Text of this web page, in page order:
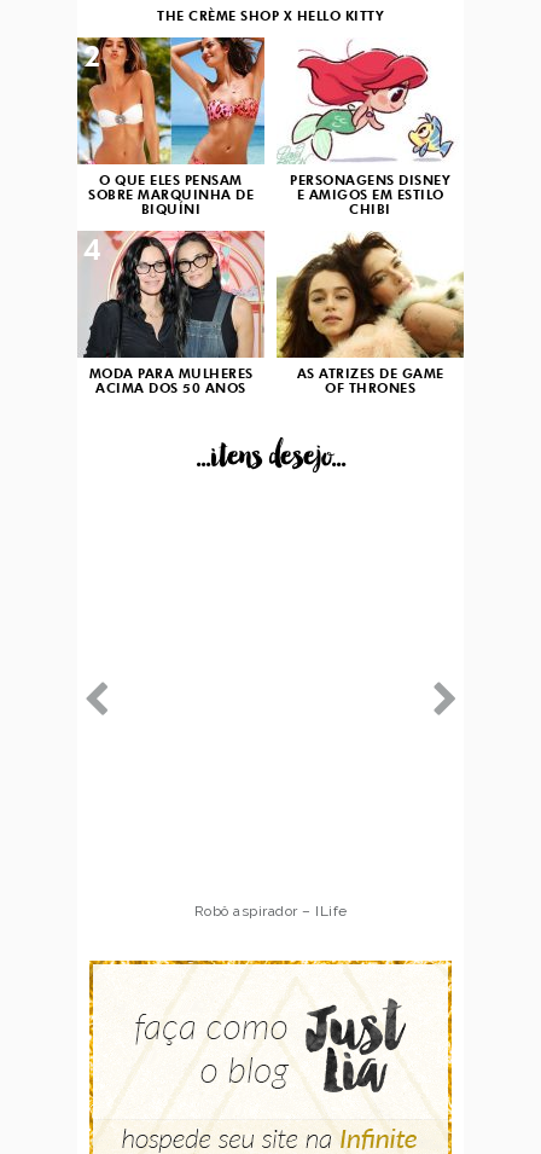
THE CRÈME SHOP X HELLO KITTY
O QUE ELES PENSAM
SOBRE MARQUINHA DE
BIQUÍNI
2
PERSONAGENS DISNEY
E AMIGOS EM ESTILO
CHIBI
3
MODA PARA MULHERES
ACIMA DOS 50 ANOS
4
AS ATRIZES DE GAME
OF THRONES
...itens desejo...
Robô aspirador – ILife